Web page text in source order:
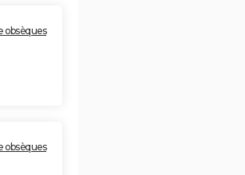
obsèques
obsèques